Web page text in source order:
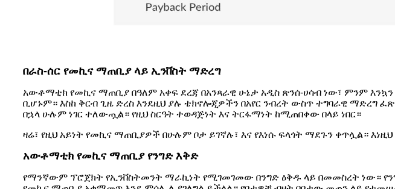
በራስ-ሰር የመኪና ማጠቢያ ላይ ኢንቨስት ማድረግ
አውቶማቲክ የመኪና ማጠቢያ በዓለም አቀፍ ደረጃ በአንጻራዊ ሁኔታ አዲስ ጽንሰ-ሀሳብ ነው፣ ምንም
ቢሆኑም። እስከ ቅርብ ጊዜ ድረስ እንደዚህ ያሉ ቴክኖሎጂዎችን በአየር ንብረት ውስጥ ተግባራዊ ማድረግ
በኋላ ሁሉም ነገር ተለውጧል። የዚህ ስርዓት ተወዳጅነት እና ትርፋማነት ከሚጠበቀው በላይ ነበር።
ዛሬ፣ የዚህ አይነት የመኪና ማጠቢያዎች በሁሉም ቦታ ይገኛሉ፣ እና የእነሱ ፍላጎት ማደጉን ቀጥሏል።
አውቶማቲክ የመኪና ማጠቢያ የንግድ እቅድ
የማንኛውም ፕሮጀክት የኢንቨስትመንት ማራኪነት የሚገመገመው በንግድ ዕቅዱ ላይ በመመስረት ነው።